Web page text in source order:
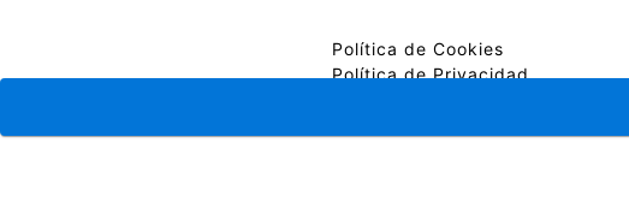
Política de Cookies
Política de Privacidad